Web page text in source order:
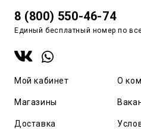
8 (800) 550-46-74
Единый бесплатный номер по
Мой кабинет
Магазины
Доставка
О